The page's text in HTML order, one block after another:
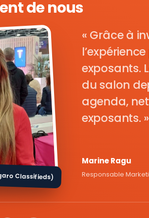
de nous
Classifieds)
Grâce à
exposants.
du salon
agenda,
exposants.
Marine Ragu
Responsable